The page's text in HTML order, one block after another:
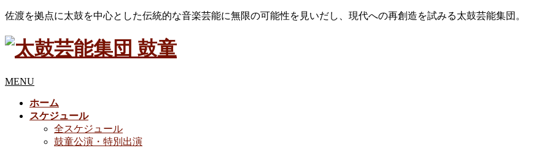
佐渡を拠点に太鼓を中心とした伝統的な音楽芸能に無限の可能性を見いだし、現代への再創造を試みる太鼓芸能集団。
MENU
ホーム
スケジュール
全スケジュール
鼓童公演・特別出演